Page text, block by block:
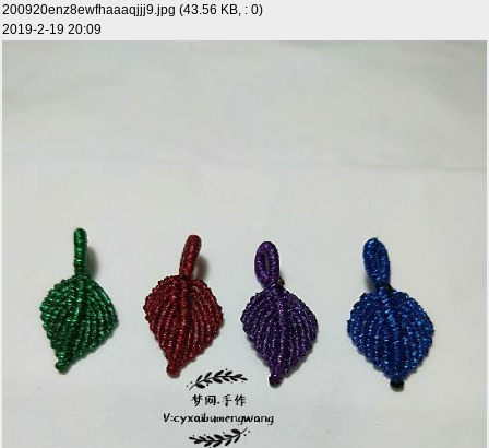
200920enz8ewfhaaaqjjj9.jpg (43.56 KB, : 0)
2019-2-19 20:09